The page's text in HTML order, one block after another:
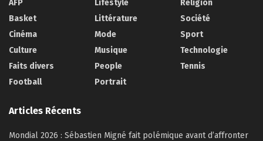
AFP
Basket
Cinéma
Culture
Faits divers
Football
Lifestyle
Littérature
Mode
Musique
People
Portrait
Religion
Société
Sport
Technologie
Tennis
Articles Récents
Mondial 2026 : Sébastien Migné fait polémique avant d’affronter